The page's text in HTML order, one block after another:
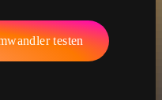
testen